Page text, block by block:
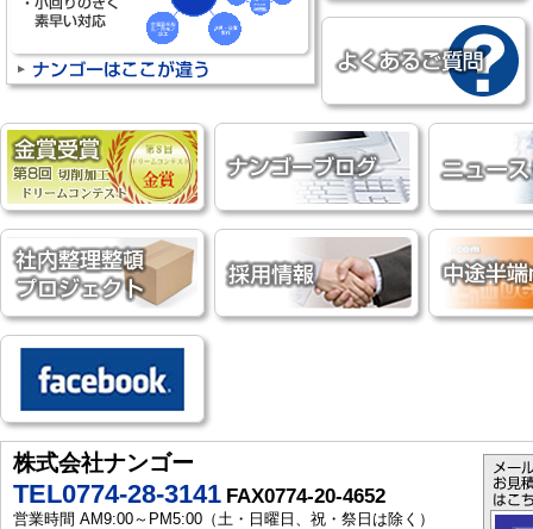
株式会社ナンゴー
TEL0774-28-3141 FAX0774-20-4652
営業時間 AM9:00～PM5:00（土・日曜日、祝・祭日は除く）